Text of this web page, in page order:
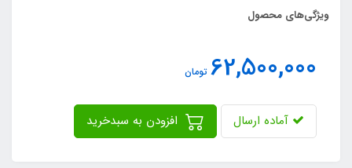
ویژگی‌های محصول
62,500,000 تومان
آماده ارسال